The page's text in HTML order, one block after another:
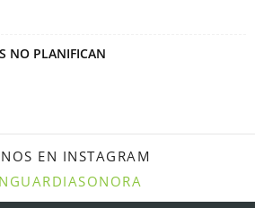
NO PLANIFICAN
EN INSTAGRAM